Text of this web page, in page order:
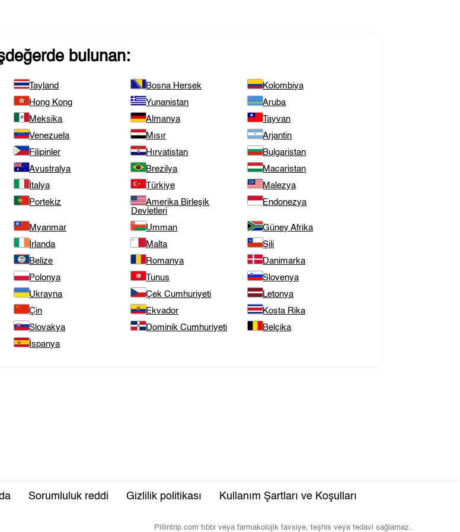
bulunan:
Tayland Bosna Hersek
Kolombiya
Hong Kong Yunanistan
Aruba
Meksika Almanya
Tayvan
Venezuela Mısır
Arjantin
Filipinler Hırvatistan
Bulgaristan
Avustralya Brezilya
Macaristan
İtalya Türkiye
Malezya
Portekiz
Amerika Birleşik
Devletleri
Endonezya
Myanmar Umman
Güney Afrika
İrlanda Malta
Şili
Belize Romanya
Danimarka
Polonya Tunus
Slovenya
Ukrayna Çek Cumhuriyeti
Letonya
Çin Ekvador
Kosta Rika
Slovakya Dominik Cumhuriyeti
Belçika
İspanya
Sorumluluk reddi Gizlilik politikası Kullanım Şartları ve Koşulları
Pillintrip.com tıbbi veya farmakolojik tavsiye, teşhis veya tedavi sağlamaz.